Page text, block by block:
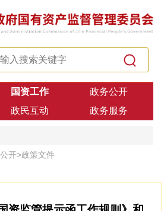
国资工作
政务公开
政民互动 政务服务
开>政策文件